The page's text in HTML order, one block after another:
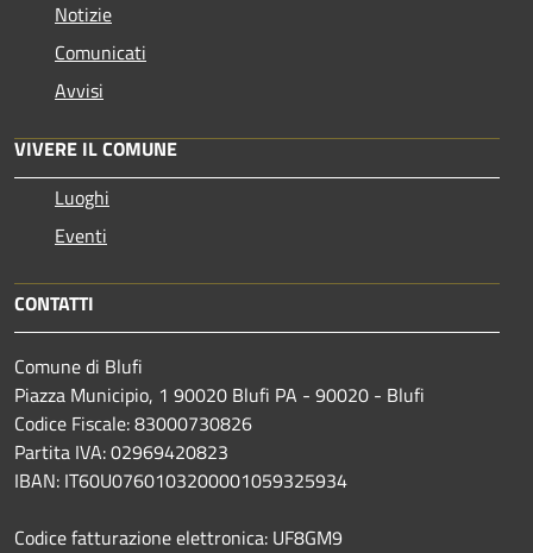
Notizie
Comunicati
Avvisi
VIVERE IL COMUNE
Luoghi
Eventi
CONTATTI
Comune di Blufi
Piazza Municipio, 1 90020 Blufi PA - 90020 - Blufi
Codice Fiscale: 83000730826
Partita IVA: 02969420823
IBAN: IT60U0760103200001059325934
Codice fatturazione elettronica: UF8GM9